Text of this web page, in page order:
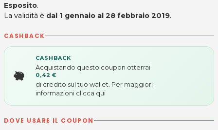
Esposito.
La validità è dal 1 gennaio al 28 febbraio 2019.
CASHBACK
CASHBACK
Acquistando questo coupon otterrai
0,42 €
di credito sul tuo wallet. Per maggiori
informazioni clicca qui
DOVE USARE IL COUPON